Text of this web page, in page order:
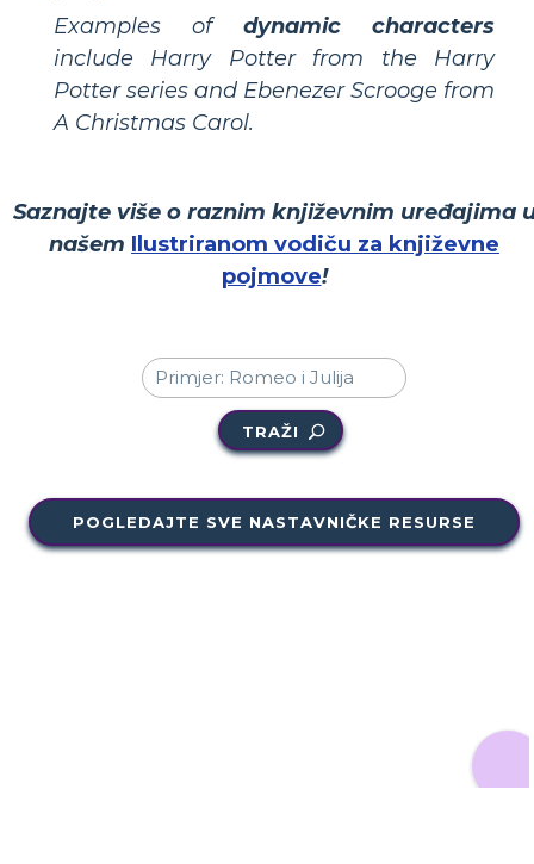
Examples of dynamic characters
include Harry Potterfrom the Harry
Potter series and Ebenezer Scrooge from
A Christmas Carol.
Saznajte više o raznim književnim uređajima
našem Ilustriranom vodiču za književne
pojmove!
TRAŽI
POGLEDAJTE SVE NASTAVNIČKE RESURSE